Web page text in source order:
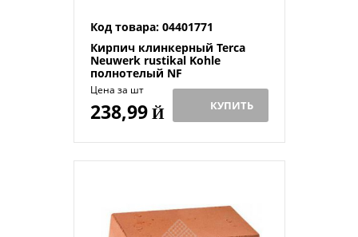
Код товара: 04401771
Кирпич клинкерный Terca
Neuwerk rustikal Kohle
полнотелый NF
Цена за шт
238,99Й КУПИТЬ